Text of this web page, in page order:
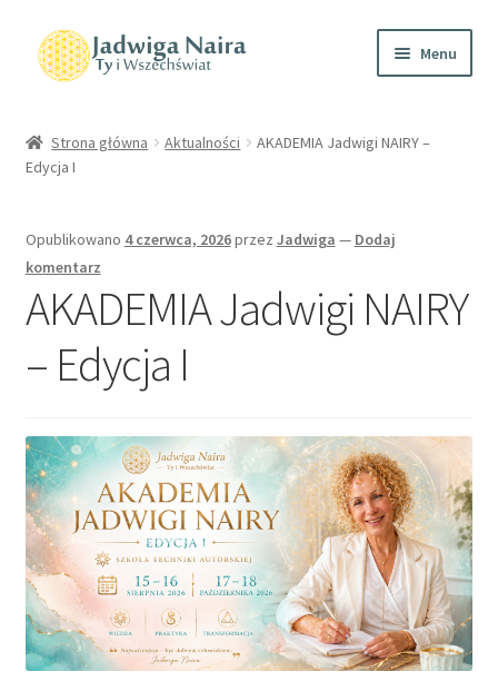
Menu
O mnie
Sklep
Kontakt
Strona główna Aktualności
AKADEMIA Jadwigi NAIRY –
Edycja I
Opublikowano 4 czerwca, 2026przez Jadwiga — Dodaj
komentarz
AKADEMIA Jadwigi NAIRY
– Edycja I